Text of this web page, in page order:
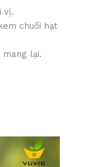
vị.
chuối hạt
lại.